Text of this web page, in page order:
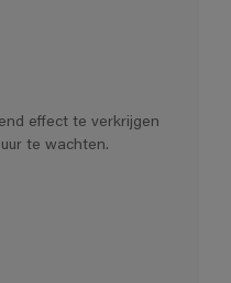
effect te verkrijgen
te wachten.